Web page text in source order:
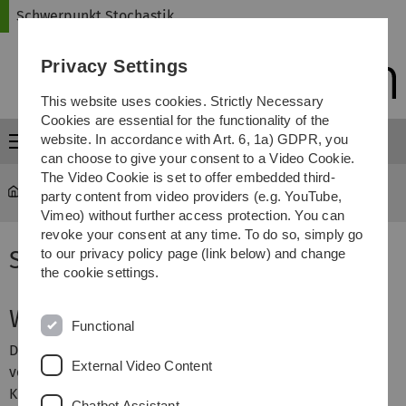
Skip
Skip
Skip
Skip
Schwerpunkt Stochastik
Menu
Schwerpunkt Stochastik
Schwerpunkt Stochastik
Was ist Stochastik?
Das Wort
von
στωχωξ- “Vermutung, Ahnung, Ziel”) bedeutet “die
Kunst des Vermutens”. Dieser Begriff wurde von Jacob
Privacy Settings
This website uses cookies. Strictly Necessary
Cookies are essential for the functionality of the
website. In accordance with Art. 6, 1a) GDPR, you
can choose to give your consent to a Video Cookie.
The Video Cookie is set to offer embedded third-
party content from video providers (e.g. YouTube,
Vimeo) without further access protection. You can
revoke your consent at any time. To do so, simply go
to our privacy policy page (link below) and change
the cookie settings.
Functional
External Video Content